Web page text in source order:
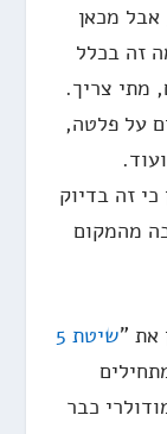
אבל מכאן
זה בכלל
מתי צריך.
על פלטה,
זה בדיוק
מהמקום
את "
שיטת 5
כבר